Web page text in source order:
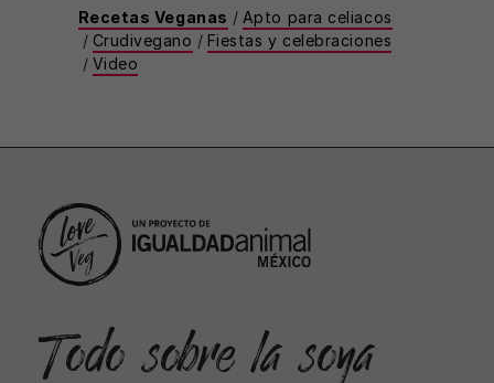
Recetas Veganas / Apto para celiacos
/ Crudivegano / Fiestas y celebraciones
/ Video
Todo sobre la soya